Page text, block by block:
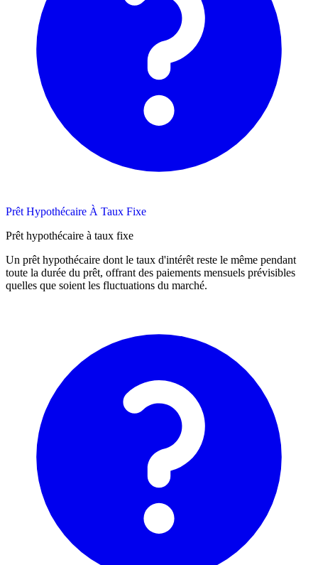
Prêt Hypothécaire À Taux Fixe
Prêt hypothécaire à taux fixe
Un prêt hypothécaire dont le taux d'intérêt reste le même pendant
toute la durée du prêt, offrant des paiements mensuels prévisibles
quelles que soient les fluctuations du marché.